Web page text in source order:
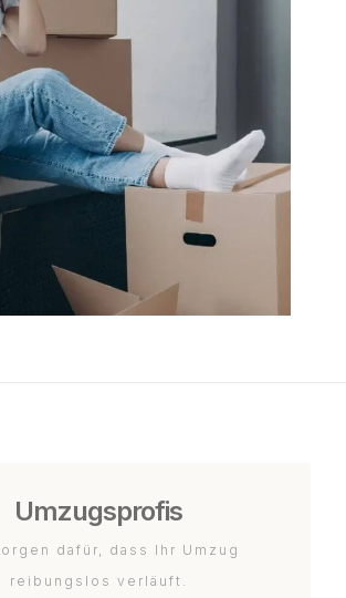
Umzugsprofis
dafür, dass Ihr Umzug
reibungslos verläuft.